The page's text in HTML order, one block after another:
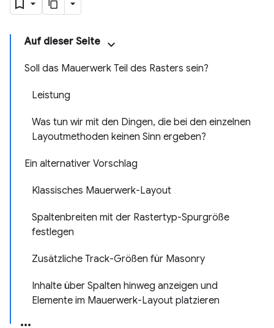
Auf dieser Seite
Soll das Mauerwerk Teil des Rasters sein?
Leistung
Was tun wir mit den Dingen, die bei den einzelnen
Layoutmethoden keinen Sinn ergeben?
Ein alternativer Vorschlag
Klassisches Mauerwerk-Layout
Spaltenbreiten mit der Rastertyp-Spurgröße
festlegen
Zusätzliche Track-Größen für Masonry
Inhalte über Spalten hinweg anzeigen und
Elemente im Mauerwerk-Layout platzieren